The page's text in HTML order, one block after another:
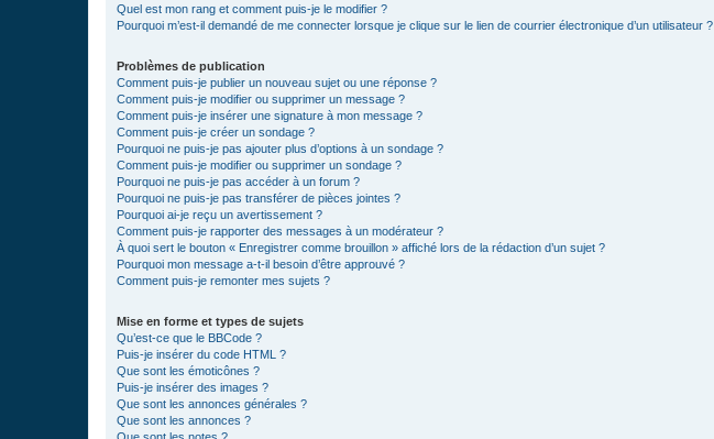
Quel est mon rang et comment puis-je le modifier ?
Pourquoi m’est-il demandé de me connecter lorsque je clique sur le lien de courrier électronique d’un utilisateur ?
Problèmes de publication
Comment puis-je publier un nouveau sujet ou une réponse ?
Comment puis-je modifier ou supprimer un message ?
Comment puis-je insérer une signature à mon message ?
Comment puis-je créer un sondage ?
Pourquoi ne puis-je pas ajouter plus d’options à un sondage ?
Comment puis-je modifier ou supprimer un sondage ?
Pourquoi ne puis-je pas accéder à un forum ?
Pourquoi ne puis-je pas transférer de pièces jointes ?
Pourquoi ai-je reçu un avertissement ?
Comment puis-je rapporter des messages à un modérateur ?
À quoi sert le bouton « Enregistrer comme brouillon » affiché lors de la rédaction d’un sujet ?
Pourquoi mon message a-t-il besoin d’être approuvé ?
Comment puis-je remonter mes sujets ?
Mise en forme et types de sujets
Qu’est-ce que le BBCode ?
Puis-je insérer du code HTML ?
Que sont les émoticônes ?
Puis-je insérer des images ?
Que sont les annonces générales ?
Que sont les annonces ?